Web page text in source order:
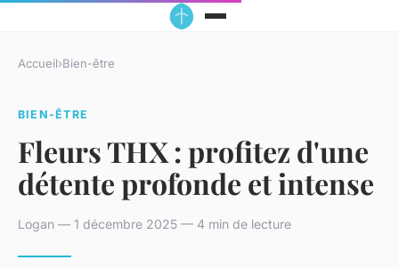
Accueil›Bien-être
BIEN-ÊTRE
Fleurs THX : profitez d'une
détente profonde et intense
Logan — 1 décembre 2025 — 4 min de lecture